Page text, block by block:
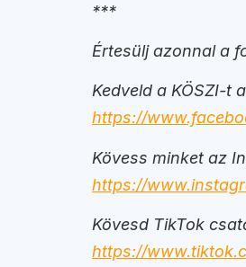
***
Értesülj azonnal a
Kedveld a KÖSZI-t
https://
Kövess minket az
https://
Kövesd TikTok
https://